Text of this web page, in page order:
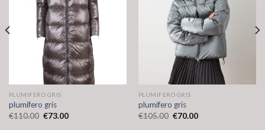
PLUMIFERO GRIS
plumifero gris
€110.00 €73.00
PLUMIFERO GRIS
plumifero gris
€105.00 €70.00